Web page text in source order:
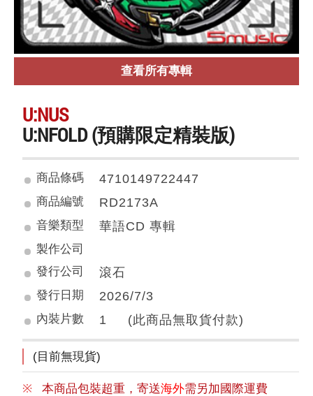
查看所有專輯
U:NUS
U:NFOLD (預購限定精裝版)
商品條碼 4710149722447
商品編號 RD2173A
音樂類型 華語CD 專輯
製作公司
發行公司
滾石
發行日期 2026/7/3
內裝片數 1 (此商品無取貨付款)
(目前無現貨)
本商品包裝超重，寄送海外需另加國際運費